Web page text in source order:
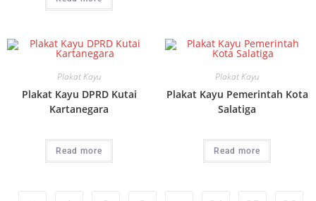
Plakat Kayu
Plakat Kayu DPRD Kutai
Kartanegara
Read more
Plakat Kayu
Plakat Kayu Pemerintah Kota
Salatiga
Read more